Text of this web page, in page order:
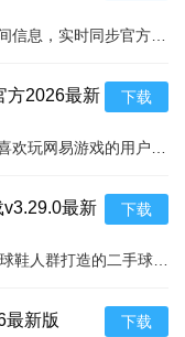
升竞争力的关键。
管理、应收款账、云
案，提升工作效率。
块为用户提供了统一
项，包括商机、应收
方2026最新
下载
最新
下载
最新版
下载